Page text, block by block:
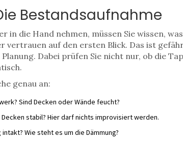
Bestandsaufnahme
in die Hand nehmen, müssen Sie wissen,
vertrauen auf den ersten Blick. Das ist
Dabei prüfen Sie nicht nur, ob die
genau an:
Sind Decken oder Wände feucht?
Decken stabil? Hier darf nichts improvisiert werden.
Wie steht es um die Dämmung?